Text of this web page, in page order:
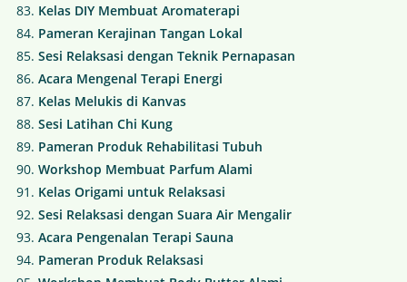
Kelas DIY Membuat Aromaterapi
Pameran Kerajinan Tangan Lokal
Sesi Relaksasi dengan Teknik Pernapasan
Acara Mengenal Terapi Energi
Kelas Melukis di Kanvas
Sesi Latihan Chi Kung
Pameran Produk Rehabilitasi Tubuh
Workshop Membuat Parfum Alami
Kelas Origami untuk Relaksasi
Sesi Relaksasi dengan Suara Air Mengalir
Acara Pengenalan Terapi Sauna
Pameran Produk Relaksasi